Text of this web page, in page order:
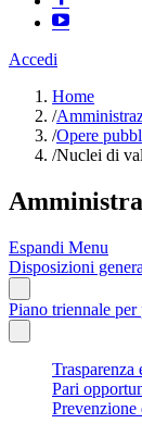
Accedi
Home
/
/Opere
/Nuclei di
Espandi Menu
Disposizioni
Piano triennale per
Trasparenza
Pari